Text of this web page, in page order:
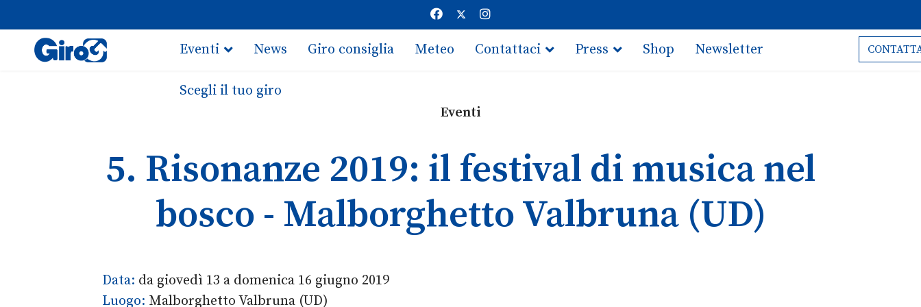
Eventi News Giro consiglia Meteo Contattaci Press Shop Newsletter
Scegli il tuo giro
Eventi
5. Risonanze 2019: il festival di musica nel
bosco - Malborghetto Valbruna (UD)
Data: da giovedì 13 a domenica 16 giugno 2019
Luogo: Malborghetto Valbruna (UD)